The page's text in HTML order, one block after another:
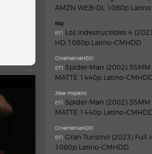
AMZN WEB-DL 1080p Latino
Roy
en Los Indestructibles 4
HD 1080p Latino-CMHDD
CinemaniaHDD
en Spider-Man (2002) 35MM
MATTE 1440p Latino-
Jose moyano
en Spider-Man (2002) 35MM
MATTE 1440p Latino-
CinemaniaHDD
en Gran Turismo (2023) Full
1080p Latino-CMHDD